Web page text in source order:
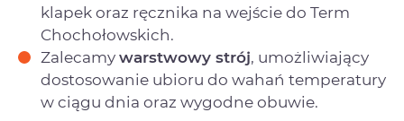
klapek oraz ręcznika na wejście do Term
Chochołowskich.
Zalecamy warstwowy strój, umożliwiający
dostosowanie ubioru do wahań temperatury
w ciągu dnia oraz wygodne obuwie.